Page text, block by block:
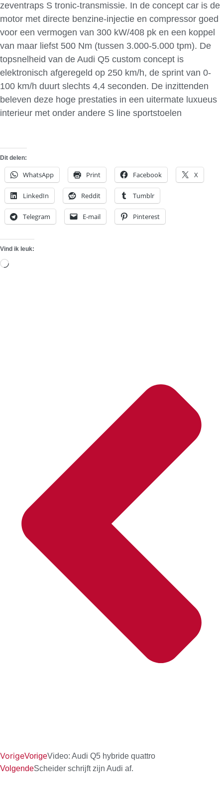
zeventraps S tronic-transmissie. In de concept car is de
motor met directe benzine-injectie en compressor goed
voor een vermogen van 300 kW/408 pk en een koppel
van maar liefst 500 Nm (tussen 3.000-5.000 tpm). De
topsnelheid van de Audi Q5 custom concept is
elektronisch afgeregeld op 250 km/h, de sprint van 0-
100 km/h duurt slechts 4,4 seconden. De inzittenden
beleven deze hoge prestaties in een uitermate luxueus
interieur met onder andere S line sportstoelen
Dit delen:
WhatsApp Print Facebook X
LinkedIn Reddit Tumblr
Telegram E-mail Pinterest
Vind ik leuk:
Aan
VorigeVorigeVideo: Audi Q5 hybride quattro
VolgendeScheider schrijft zijn Audi af.